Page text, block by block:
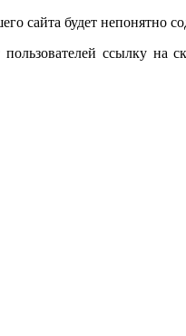
сайта будет непонятно
ссылку на